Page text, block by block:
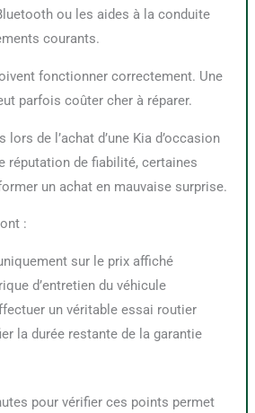
ou les aides à la conduite
courants.
parfois coûter cher à réparer.
de l’achat d’une Kia d’occasion
un achat en mauvaise surprise.
:
sur le prix affiché
d’entretien du véhicule
un véritable essai routier